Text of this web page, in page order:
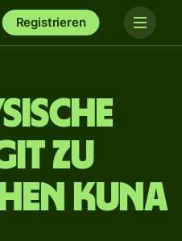
Registrieren
zu
Kuna